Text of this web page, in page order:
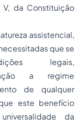
da Constituição
assistencial,
que se
legais,
a regime
de qualquer
este benefício
da